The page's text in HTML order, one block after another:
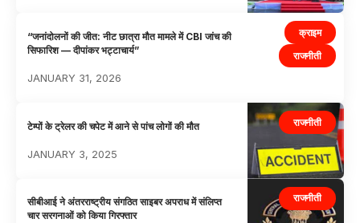
क्राइम
राजनीती
“जनांदोलनों की जीत: नीट छात्रा मौत मामले में CBI जांच की
सिफारिश — दीपांकर भट्टाचार्य”
JANUARY 31, 2026
राजनीती
टेम्पों के ट्रेलर की चपेट में आने से पांच लोगों की मौत
JANUARY 3, 2025
राजनीती
सीबीआई ने अंतरराष्ट्रीय संगठित साइबर अपराध में संलिप्त
चार सरगनाओं को किया गिरफ्तार